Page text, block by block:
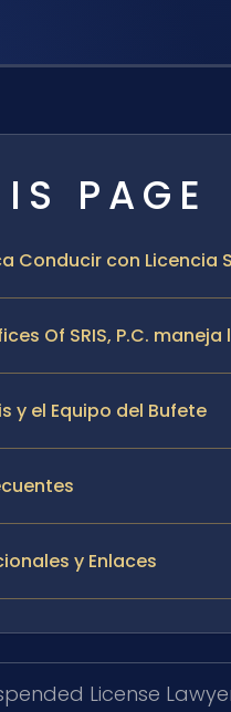
PAGE
Conducir con Licencia
Of SRIS, P.C.
y el Equipo del Bufete
y Enlaces